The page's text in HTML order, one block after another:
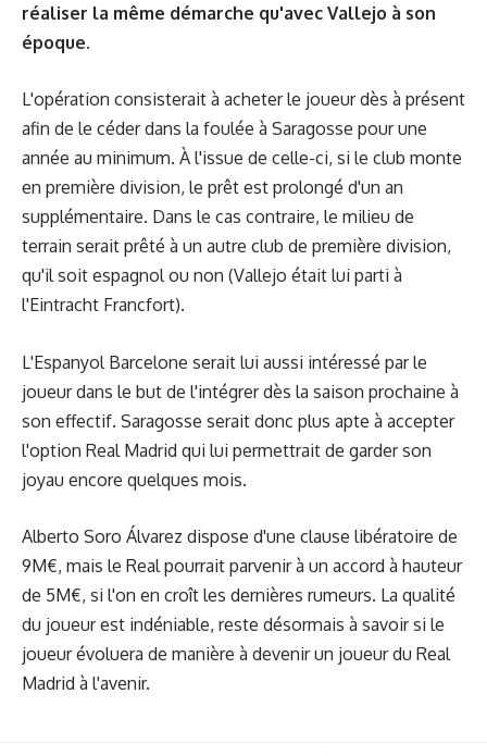
réaliser la même démarche qu'avec Vallejo à son
époque.
L'opération consisterait à acheter le joueur dès à présent
afin de le céder dans la foulée à Saragosse pour une
année au minimum. À l'issue de celle-ci, si le club monte
en première division, le prêt est prolongé d'un an
supplémentaire. Dans le cas contraire, le milieu de
terrain serait prêté à un autre club de première division,
qu'il soit espagnol ou non (Vallejo était lui parti à
l'Eintracht Francfort).
L'Espanyol Barcelone serait lui aussi intéressé par le
joueur dans le but de l'intégrer dès la saison prochaine à
son effectif. Saragosse serait donc plus apte à accepter
l'option Real Madrid qui lui permettrait de garder son
joyau encore quelques mois.
Alberto Soro Álvarez dispose d'une clause libératoire de
9M€, mais le Real pourrait parvenir à un accord à hauteur
de 5M€, si l'on en croît les dernières rumeurs. La qualité
du joueur est indéniable, reste désormais à savoir si le
joueur évoluera de manière à devenir un joueur du Real
Madrid à l'avenir.